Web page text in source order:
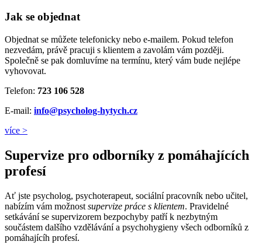
Jak se objednat
Objednat se můžete telefonicky nebo e-mailem. Pokud telefon
nezvedám, právě pracuji s klientem a zavolám vám později.
Společně se pak domluvíme na termínu, který vám bude nejlépe
vyhovovat.
Telefon: 723 106 528
E-mail: info@psycholog-hytych.cz
více >
Supervize pro odborníky z pomáhajících
profesí
Ať jste psycholog, psychoterapeut, sociální pracovník nebo učitel,
nabízím vám možnost supervize práce s klientem. Pravidelné
setkávání se supervizorem bezpochyby patří k nezbytným
součástem dalšího vzdělávání a psychohygieny všech odborníků z
pomáhajícíh profesí.